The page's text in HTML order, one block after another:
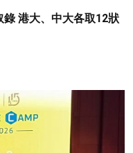
錄 港大、中大各取12狀